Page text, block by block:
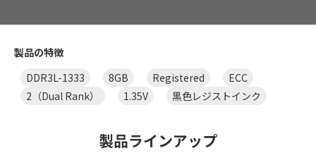
製品の特徴
DDR3L-1333
8GB Registered
ECC
2（Dual Rank）
1.35V 黒色レジストインク
製品ラインアップ